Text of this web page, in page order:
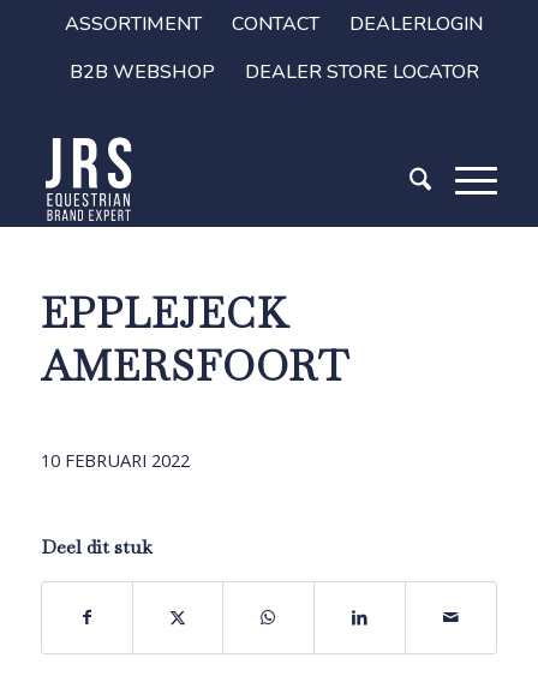
ASSORTIMENT CONTACT
DEALERLOGIN
B2B WEBSHOP
DEALER STORE LOCATOR
EPPLEJECK
AMERSFOORT
10 FEBRUARI 2022
Deel dit stuk